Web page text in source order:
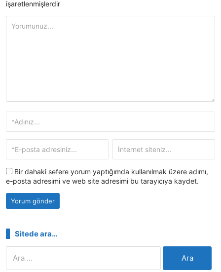
işaretlenmişlerdir
Bir dahaki sefere yorum yaptığımda kullanılmak üzere adımı,
e-posta adresimi ve web site adresimi bu tarayıcıya kaydet.
Sitede ara…